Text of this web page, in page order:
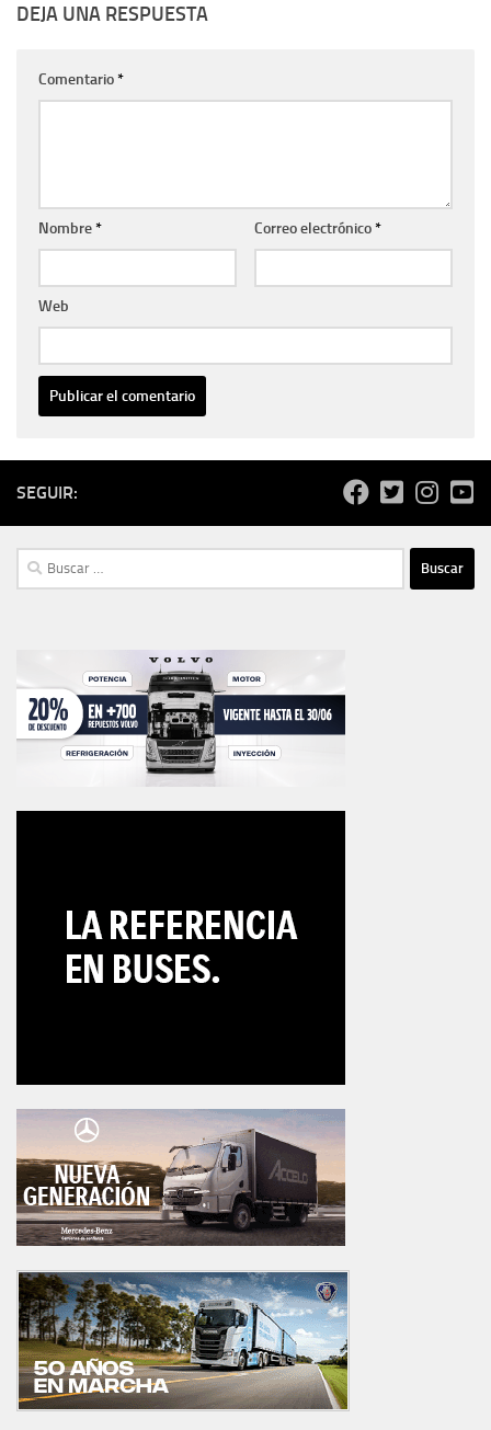
DEJA UNA RESPUESTA
Comentario*
Nombre* Correo electrónico*
Web
SEGUIR:
Buscar: